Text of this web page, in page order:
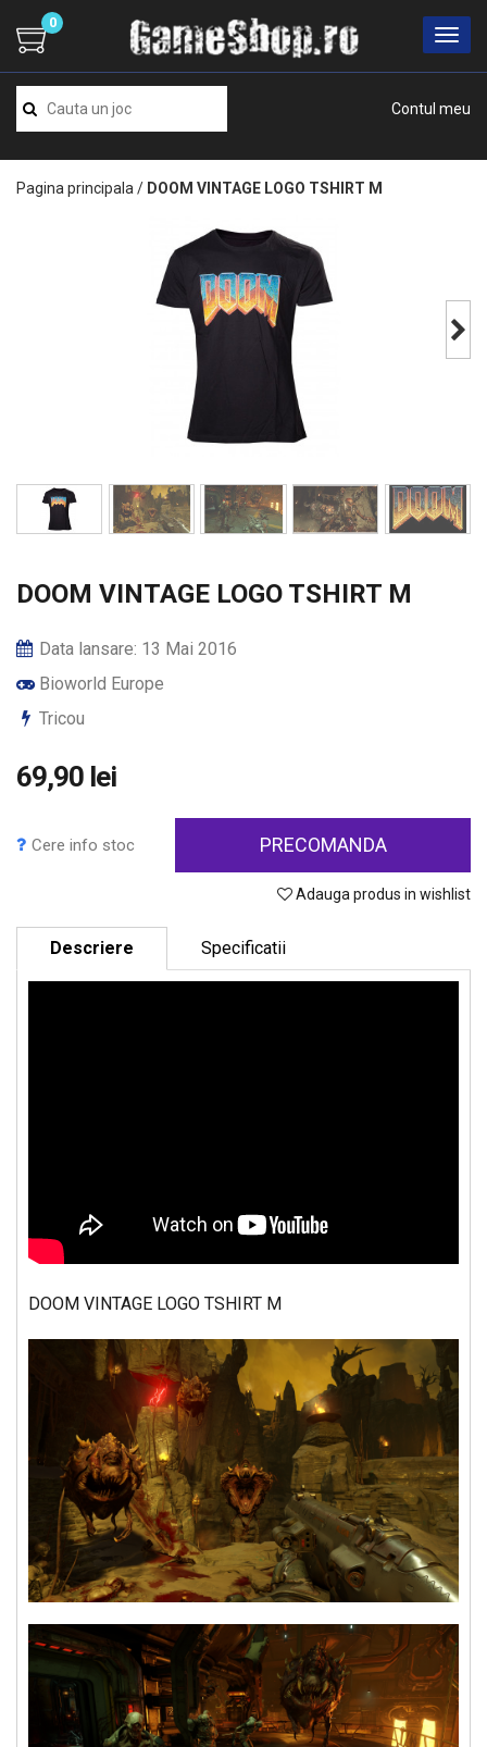
Contul meu
0
Pagina principala / DOOM VINTAGE LOGO TSHIRT M
DOOM VINTAGE LOGO TSHIRT M
Data lansare: 13 Mai 2016
Bioworld Europe
Tricou
69,90 lei
Cere info stoc PRECOMANDA
Adauga produs in wishlist
Descriere Specificatii
DOOM VINTAGE LOGO TSHIRT M